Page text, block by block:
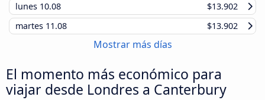
lunes 10.08
$13.902
martes 11.08 $13.902
Mostrar más días
El momento más económico para
viajar desde Londres a Canterbury